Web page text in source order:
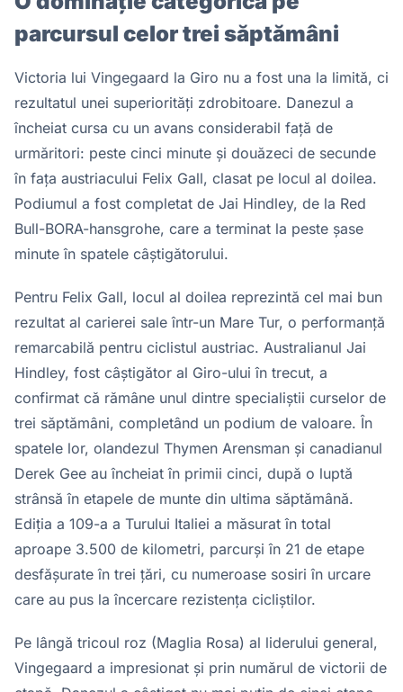
parcursul celor trei săptămâni
Victoria lui Vingegaard la Giro nu a fost una la limită, ci
rezultatul unei superiorități zdrobitoare. Danezul a
încheiat cursa cu un avans considerabil față de
urmăritori: peste cinci minute și douăzeci de secunde
în fața austriacului Felix Gall, clasat pe locul al doilea.
Podiumul a fost completat de Jai Hindley, de la Red
Bull-BORA-hansgrohe, care a terminat la peste șase
minute în spatele câștigătorului.
Pentru Felix Gall, locul al doilea reprezintă cel mai bun
rezultat al carierei sale într-un Mare Tur, o performanță
remarcabilă pentru ciclistul austriac. Australianul Jai
Hindley, fost câștigător al Giro-ului în trecut, a
confirmat că rămâne unul dintre specialiștii curselor de
trei săptămâni, completând un podium de valoare. În
spatele lor, olandezul Thymen Arensman și canadianul
Derek Gee au încheiat în primii cinci, după o luptă
strânsă în etapele de munte din ultima săptămână.
Ediția a 109-a a Turului Italiei a măsurat în total
aproape 3.500 de kilometri, parcurși în 21 de etape
desfășurate în trei țări, cu numeroase sosiri în urcare
care au pus la încercare rezistența cicliștilor.
Pe lângă tricoul roz (Maglia Rosa) al liderului general,
Vingegaard a impresionat și prin numărul de victorii de